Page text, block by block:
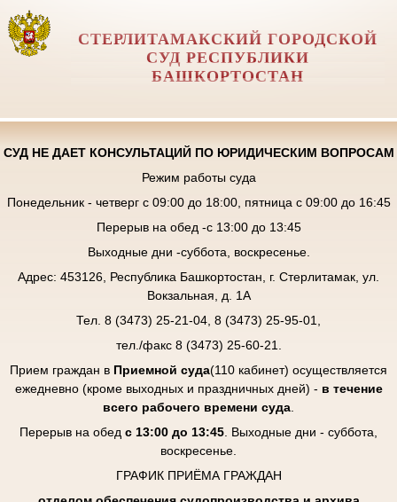
СТЕРЛИТАМАКСКИЙ ГОРОДСКОЙ
СУД РЕСПУБЛИКИ
БАШКОРТОСТАН
СУД НЕ ДАЕТ КОНСУЛЬТАЦИЙ ПО ЮРИДИЧЕСКИМ ВОПРОСАМ
Режим работы суда
Понедельник - четверг с 09:00 до 18:00, пятница с 09:00 до 16:45
Перерыв на обед -с 13:00 до 13:45
Выходные дни -суббота, воскресенье.
Адрес: 453126, Республика Башкортостан, г. Стерлитамак, ул.
Вокзальная, д. 1А
Тел. 8 (3473) 25-21-04, 8 (3473) 25-95-01,
тел./факс 8 (3473) 25-60-21.
Прием граждан в Приемной суда(110 кабинет) осуществляется
ежедневно (кроме выходных и праздничных дней) - в течение
всего рабочего времени суда
Перерыв на обед с 13:00 до 13:45 . Выходные дни - суббота,
воскресенье.
ГРАФИК ПРИЁМА ГРАЖДАН